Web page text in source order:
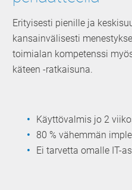
Erityisesti pienille ja
kansainvälisesti
toimialan kompetenssi
käteen -ratkaisuna.
Käyttövalmis jo 2
80 % vähemmän
Ei tarvetta omalle IT-